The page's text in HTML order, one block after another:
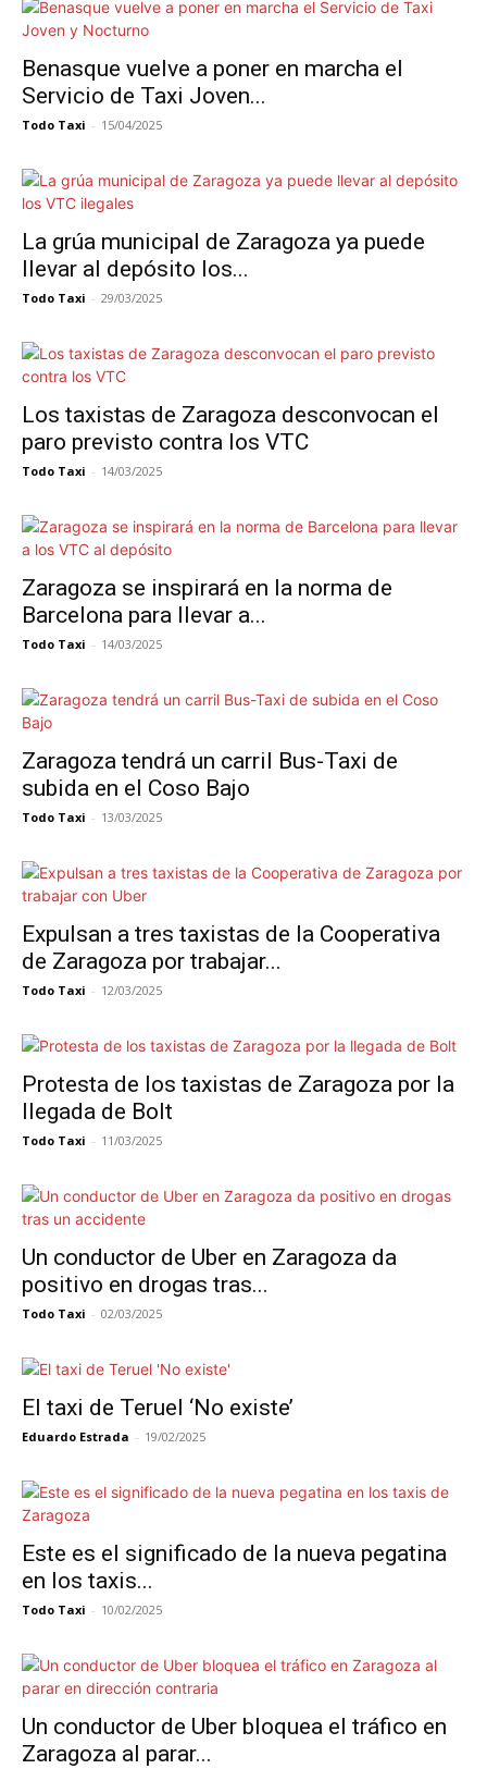
Benasque vuelve a poner en marcha el
Servicio de Taxi Joven...
Todo Taxi - 15/04/2025
La grúa municipal de Zaragoza ya puede
llevar al depósito los...
Todo Taxi - 29/03/2025
Los taxistas de Zaragoza desconvocan el
paro previsto contra los VTC
Todo Taxi - 14/03/2025
Zaragoza se inspirará en la norma de
Barcelona para llevar a...
Todo Taxi - 14/03/2025
Zaragoza tendrá un carril Bus-Taxi de
subida en el Coso Bajo
Todo Taxi - 13/03/2025
Expulsan a tres taxistas de la Cooperativa
de Zaragoza por trabajar...
Todo Taxi - 12/03/2025
Protesta de los taxistas de Zaragoza por la
llegada de Bolt
Todo Taxi - 11/03/2025
Un conductor de Uber en Zaragoza da
positivo en drogas tras...
Todo Taxi - 02/03/2025
El taxi de Teruel ‘No existe’
Eduardo Estrada - 19/02/2025
Este es el significado de la nueva pegatina
en los taxis...
Todo Taxi - 10/02/2025
Un conductor de Uber bloquea el tráfico en
Zaragoza al parar...